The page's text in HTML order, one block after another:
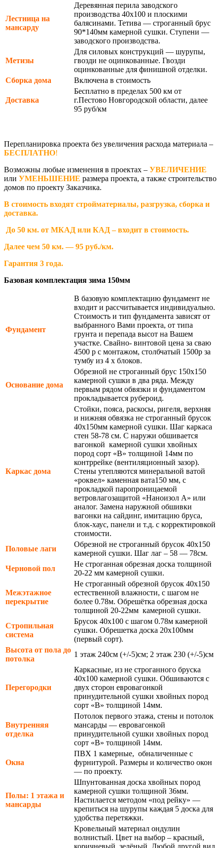
Лестница на
мансарду
Деревянная перила заводского
производства 40х100 и плоскими
балясинами. Тетива — строганный брус
90*140мм камерной сушки. Ступени —
заводского производства.
Метизы
Для силовых конструкций — шурупы,
гвозди не оцинкованные. Гвозди
оцинкованные для финишной отделки.
Сборка дома
Включена в стоимость
Доставка
Бесплатно в пределах 500 км от
г.Пестово Новгородской области, далее
95 руб/км
Перепланировка проекта без увеличения расхода материала –
БЕСПЛАТНО!
Возможны любые изменения в проектах – УВЕЛИЧЕНИЕ
или УМЕНЬШЕНИЕ размера проекта, а также строительство
домов по проекту Заказчика.
В стоимость входят стройматериалы, разгрузка, сборка и
доставка.
До 50 км. от МКАД или КАД – входит в стоимость.
Далее чем 50 км. — 95 руб./км.
Гарантия 3 года.
Базовая комплектация зима 150мм
Фундамент
В базовую комплектацию фундамент не
входит и рассчитывается индивидуально.
Стоимость и тип фундамента зависят от
выбранного Вами проекта, от типа
грунта и перепада высот на Вашем
участке. Свайно- винтовой цена за сваю
4500 р с монтажом, столбчатый 1500р за
тумбу из 4 х блоков.
Основание дома
Обрезной не строганный брус 150х150
камерной сушки в два ряда. Между
первым рядом обвязки и фундаментом
прокладывается рубероид.
Каркас дома
Стойки, пояса, раскосы, ригеля, верхняя
и нижняя обвязка не строганный брусок
40х150мм камерной сушки. Шаг каркаса
стен 58-78 см. С наружи обшивается
вагонкой камерной сушки хвойных
пород сорт «В» толщиной 14мм по
контррейке (вентиляционный зазор).
Стены утепляются минеральной ватой
«роквел» каменная вата150 мм, с
прокладкой паропроницаемой
ветровлагозащитой «Наноизол А» или
аналог. Замена наружной обшивки
вагонки на сайдинг, имитацию бруса,
блок-хаус, панели и т.д. с корректировкой
стоимости.
Половые лаги
Обрезной не строганный брусок 40х150
камерной сушки. Шаг лаг – 58 — 78см.
Черновой пол
Не строганная обрезная доска толщиной
20-22 мм камерной сушки.
Межэтажное
перекрытие
Не строганный обрезной брусок 40х150
естественной влажности, с шагом не
более 0.78м. Обрешётка обрезная доска
толщиной 20-22мм камерной сушки.
Стропильная
система
Брусок 40х100 с шагом 0.78м камерной
сушки. Обрешетка доска 20х100мм
(первый сорт).
Высота от пола до
потолка
1 этаж 240см (+/-5)см; 2 этаж 230 (+/-5)см
Перегородки
Каркасные, из не строганного бруска
40х100 камерной сушки. Обшиваются с
двух сторон евровагонкой
принудительной сушки хвойных пород
сорт «В» толщиной 14мм.
Внутренняя
отделка
Потолок первого этажа, стены и потолок
мансарды — евровагонкой
принудительной сушки хвойных пород
сорт «В» толщиной 14мм.
Окна
ПВХ 1 камерные, обналиченные с
фурнитурой. Размеры и количество окон
— по проекту.
Полы: 1 этажа и
мансарды
Шпунтованная доска хвойных пород
камерной сушки толщиной 36мм.
Настилается методом «под рейку» —
крепиться на шурупы каждая 5 доска для
удобства перетяжки.
Кровельный материал ондулин
волнистый. Цвет на выбор – красный,
коричневый, зелёный. Любой другой вид